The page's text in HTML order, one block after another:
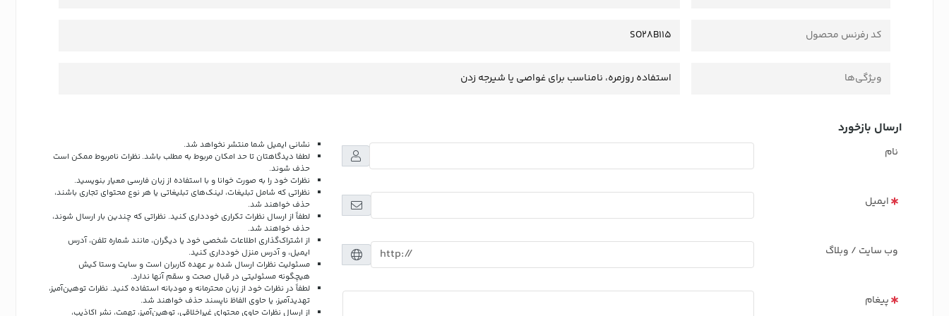
کد رفرنس محصول SO28B115
ویژگی‌ها استفاده روزمره، نامناسب برای غواصی یا شیرجه زدن
ارسال بازخورد
نام
ایمیل
وب سایت / وبلاگ
پیغام
نشانی ایمیل شما منتشر نخواهد شد.
لطفا دیدگاهتان تا حد امکان مربوط به مطلب باشد. نظرات نامربوط ممکن است
حذف شوند.
نظرات خود را به صورت خوانا و با استفاده از زبان فارسی معیار بنویسید.
نظراتی که شامل تبلیغات، لینک‌های تبلیغاتی یا هر نوع محتوای تجاری باشند،
حذف خواهند شد.
لطفاً از ارسال نظرات تکراری خودداری کنید. نظراتی که چندین بار ارسال شوند،
حذف خواهند شد.
از اشتراک‌گذاری اطلاعات شخصی خود یا دیگران، مانند شماره تلفن، آدرس
ایمیل، و آدرس منزل خودداری کنید.
مسئولیت نظرات ارسال شده بر عهده کاربران است و سایت وستا کیش
هیچگونه مسئولیتی در قبال صحت و سقم آنها ندارد.
لطفاً در نظرات خود از زبان محترمانه و مودبانه استفاده کنید. نظرات توهین‌آمیز،
تهدیدآمیز، یا حاوی الفاظ ناپسند حذف خواهند شد.
از ارسال نظرات حاوی محتوای غیراخلاقی، توهین‌آمیز، تهمت، نشر اکاذیب،